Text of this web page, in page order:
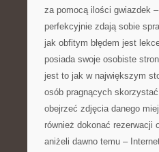
za pomocą ilości gwiazdek
perfekcyjnie zdają sobie
jak obfitym błędem jest
posiada swoje osobiste
jest to jak w największym
osób pragnących
obejrzeć zdjęcia danego
również dokonać rezerwacji
aniżeli dawno temu –